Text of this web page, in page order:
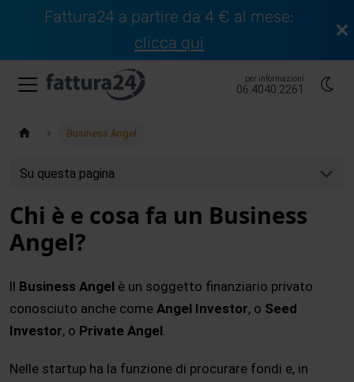
Fattura24 a partire da 4 € al mese:
clicca qui
per informazioni
06.4040.2261
Business Angel
Su questa pagina
Chi è e cosa fa un Business
Angel?
ll Business Angel è un soggetto finanziario privato
conosciuto anche come Angel Investor, o Seed
Investor, o Private Angel.
Nelle startup ha la funzione di procurare fondi e, in